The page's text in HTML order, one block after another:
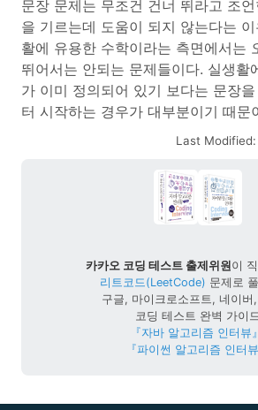
문장 문제는 무조건 건너 뛰라고 조
을 기르는데 도움이 되지 않는다는
활에 유용한 수학이라는 측면에서는
뛰어서는 안되는 문제들이다. 실생활
가 이미 정의되어 있기 보다는 문장
터 시작하는 경우가 대부분이기 때문
Last
카카오 코딩 테스트 출제위원이
리트코드(LeetCode) 문제로
구글, 마이크로소프트, 네이버
코딩 테스트 완벽 가이
『자바 알고리즘 인터뷰』
『파이썬 알고리즘 인터뷰